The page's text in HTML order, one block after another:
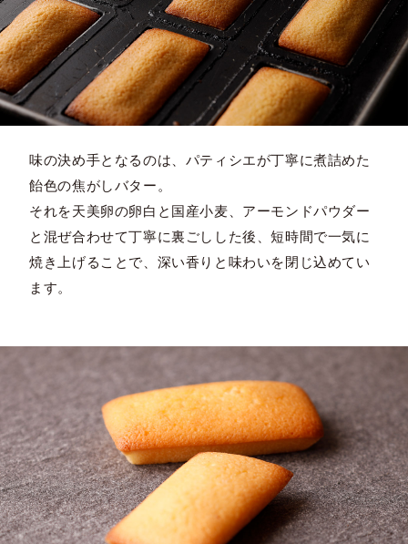
味の決め手となるのは、パティシエが丁寧に煮詰めた
飴色の焦がしバター。
それを天美卵の卵白と国産小麦、アーモンドパウダー
と混ぜ合わせて丁寧に裏ごしした後、短時間で一気に
焼き上げることで、深い香りと味わいを閉じ込めてい
ます。